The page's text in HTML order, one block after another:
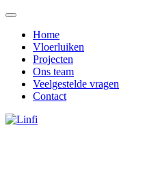
Home
Vloerluiken
Projecten
Ons team
Veelgestelde vragen
Contact